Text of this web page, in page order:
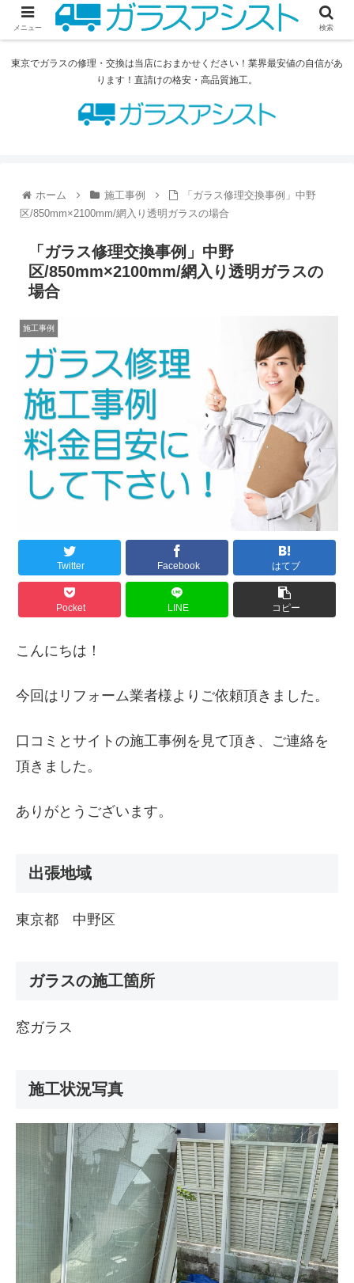
東京でガラスの修理・交換は当店におまかせください！業界最安値の自信があ
ります！直請けの格安・高品質施工。
ホーム 施工事例
「ガラス修理交換事例」中野
区/850mm×2100mm/網入り透明ガラスの場合
「ガラス修理交換事例」中野
区/850mm×2100mm/網入り透明ガラスの
場合
施工事例
Twitter Facebook はてブ
Pocket LINE コピー
こんにちは！
今回はリフォーム業者様よりご依頼頂きました。
口コミとサイトの施工事例を見て頂き、ご連絡を
頂きました。
ありがとうございます。
出張地域
東京都 中野区
ガラスの施工箇所
窓ガラス
施工状況写真
メニュー 検索